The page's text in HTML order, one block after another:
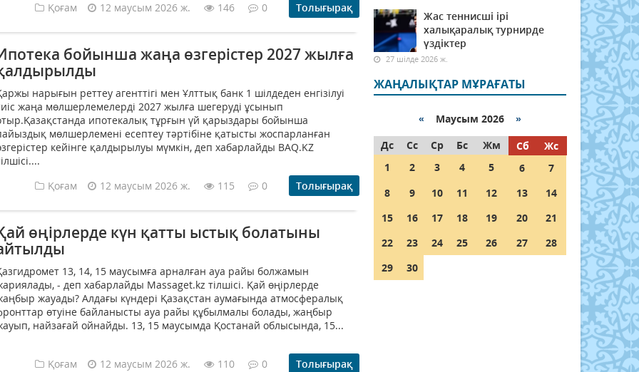
Қоғам 12 маусым 2026 ж. 146 0 Толығырақ
бойынша жаңа өзгерістер 2027 жылға
нарығын реттеу агенттігі мен Ұлттық банк 1 шілдеден енгізілуі
жаңа мөлшерлемелерді 2027 жылға шегеруді ұсынып
ипотекалық тұрғын үй қарыздары бойынша
мөлшерлемені есептеу тәртібіне қатысты жоспарланған
кейінге қалдырылуы мүмкін, деп хабарлайды BAQ.KZ
Қоғам
12 маусым 2026 ж. 115 0 Толығырақ
өңірлерде күн қатты ыстық болатыны
13, 14, 15 маусымға арналған ауа райы болжамын
- деп хабарлайды Massaget.kz тілшісі. Қай өңірлерде
жауады? Алдағы күндері Қазақстан аумағында атмосфералық
өтуіне байланысты ауа райы құбылмалы болады, жаңбыр
найзағай ойнайды. 13, 15 маусымда Қостанай облысында, 15...
Қоғам 12 маусым 2026 ж. 110 0 Толығырақ
Жас теннисші ірі
халықаралық турнирде
үздіктер
27 шілде 2026 ж.
ЖАҢАЛЫҚТАР МҰРАҒАТЫ
« Маусым 2026 »
Дс
Сс Ср Бс Жм Сб
Жс
1
2 3 4 5 6
7
8
9 10 11 12 13
14
15
16 17 18 19 20
21
22
23 24 25 26 27
28
29
30